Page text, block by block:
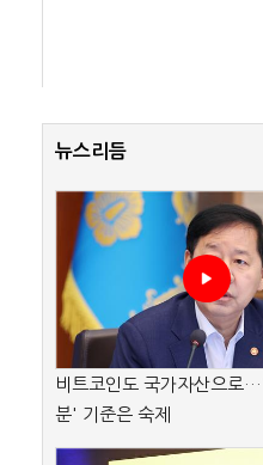
뉴스리듬
비트코인도 국가자산으로…'
분' 기준은 숙제